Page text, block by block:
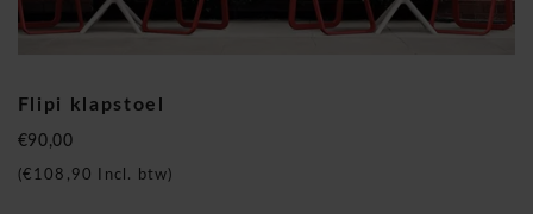
Flipi klapstoel
€90,00
(€108,90 Incl. btw)